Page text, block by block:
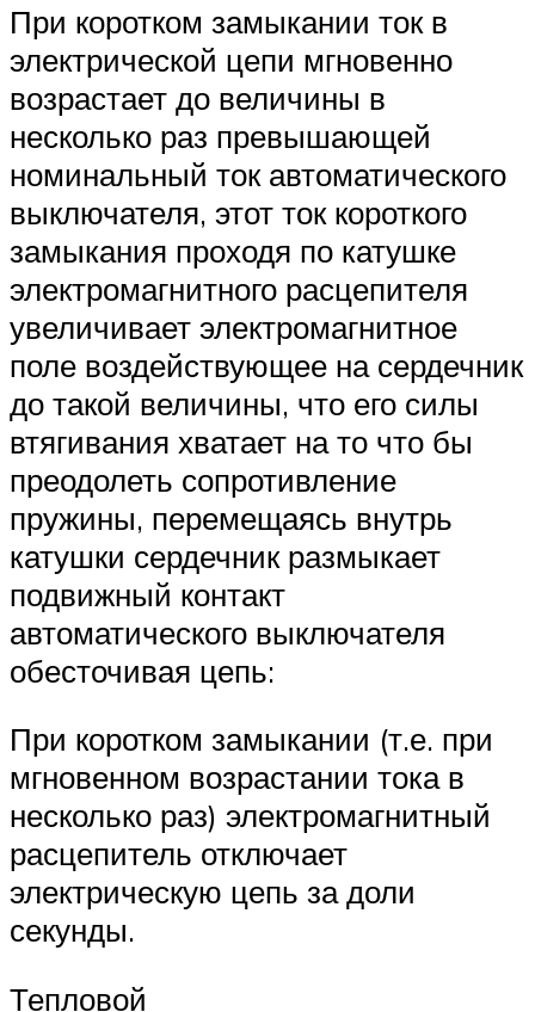
При коротком замыкании ток в
электрической цепи мгновенно
возрастает до величины в
несколько раз превышающей
номинальный ток автоматического
выключателя, этот ток короткого
замыкания проходя по катушке
электромагнитного расцепителя
увеличивает электромагнитное
поле воздействующее на сердечник
до такой величины, что его силы
втягивания хватает на то что бы
преодолеть сопротивление
пружины, перемещаясь внутрь
катушки сердечник размыкает
подвижный контакт
автоматического выключателя
обесточивая цепь:
При коротком замыкании (т.е. при
мгновенном возрастании тока в
несколько раз) электромагнитный
расцепитель отключает
электрическую цепь за доли
секунды.
Тепловой